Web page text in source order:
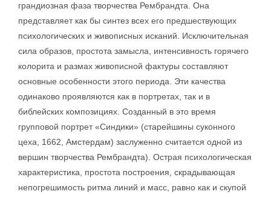
грандиозная фаза творчества Рембрандта. Она
представляет как бы синтез всех его предшествующих
психологических и живописных исканий. Исключительная
сила образов, простота замысла, интенсивность горячего
колорита и размах живописной фактуры составляют
основные особенности этого периода. Эти качества
одинаково проявляются как в портретах, так и в
библейских композициях. Созданный в это время
групповой портрет «Синдики» (старейшины суконного
цеха, 1662, Амстердам) заслуженно считается одной из
вершин творчества Рембрандта). Острая психологическая
характеристика, простота построения, скрадывающая
непогрешимость ритма линий и масс, равно как и скупой